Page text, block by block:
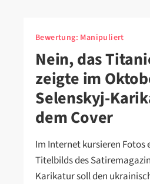
Bewertung: Manipuliert
Nein, das
zeigte im
Selenskyj-
dem Cover
Im Internet kursieren Fotos
Titelbilds des
Karikatur soll den